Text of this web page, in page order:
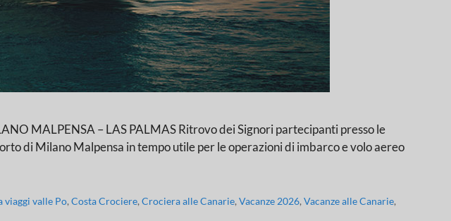
MALPENSA – LAS PALMAS Ritrovo dei Signori partecipanti presso le
di Milano Malpensa in tempo utile per le operazioni di imbarco e volo aereo
viaggi valle Po,Costa Crociere,Crociera alle Canarie,Vacanze 2026,Vacanze alle Canarie,